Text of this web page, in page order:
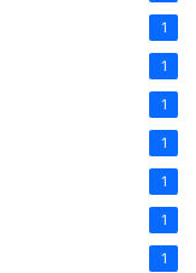
1
1
1
1
1
1
1